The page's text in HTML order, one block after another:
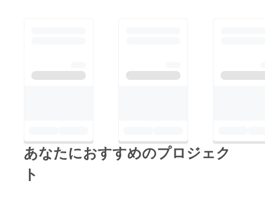
あなたにおすすめのプロジェク
ト